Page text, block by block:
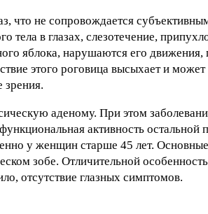
что не сопровождается
в глазах, слезотечение,
яблока, нарушаются его
этого роговица высыхает и
зрения.
аденому. При этом
активность
у женщин старше 45 лет.
зобе. Отличительной
отсутствие глазных симптомов.